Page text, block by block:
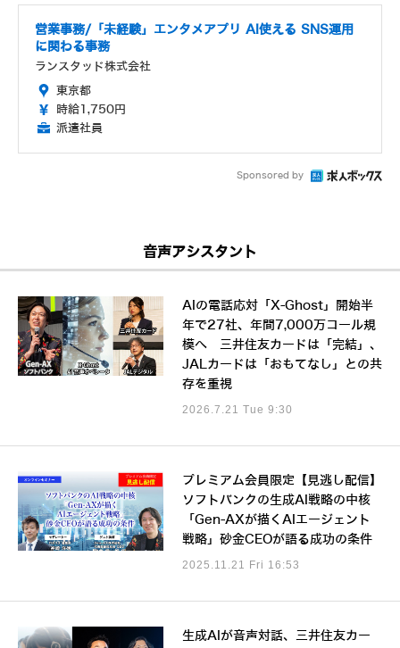
営業事務/「未経験」エンタメアプリ AI使える SNS運用
に関わる事務
ランスタッド株式会社
東京都
時給1,750円
派遣社員
Sponsored by
音声アシスタント
AIの電話応対「X-Ghost」開始半
年で27社、年間7,000万コール規
模へ 三井住友カードは「完結」、
JALカードは「おもてなし」との共
存を重視
2026.7.21 Tue 9:30
プレミアム会員限定【見逃し配信】
ソフトバンクの生成AI戦略の中核
「Gen-AXが描くAIエージェント
戦略」砂金CEOが語る成功の条件
2025.11.21 Fri 16:53
生成AIが音声対話、三井住友カー